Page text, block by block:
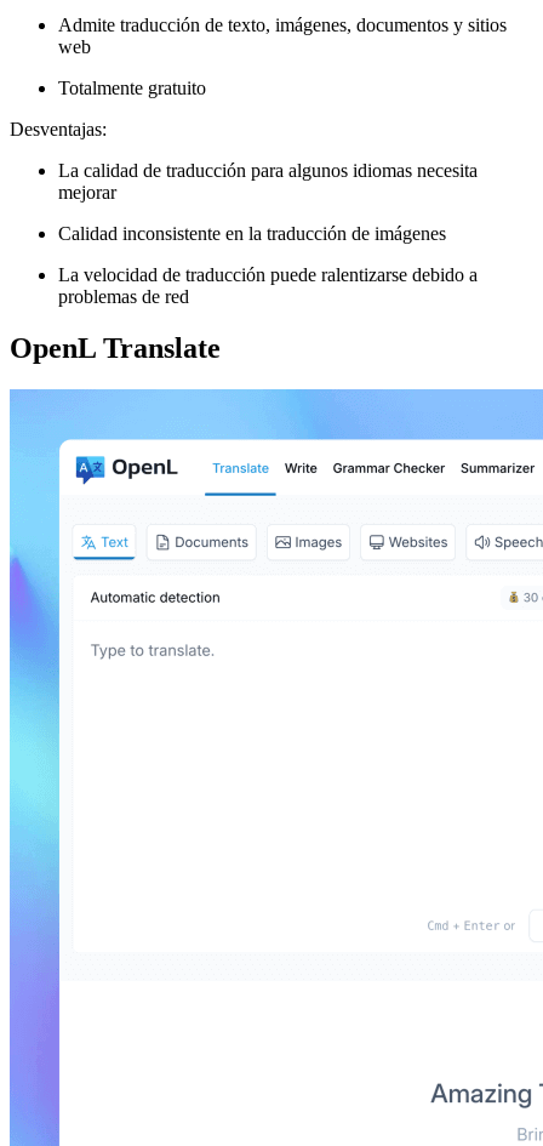
Admite traducción de texto, imágenes, documentos y sitios
web
Totalmente gratuito
Desventajas:
La calidad de traducción para algunos idiomas necesita
mejorar
Calidad inconsistente en la traducción de imágenes
La velocidad de traducción puede ralentizarse debido a
problemas de red
OpenL Translate